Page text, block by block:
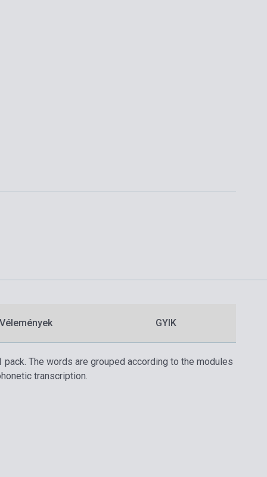
Vélemények GYIK
The words are grouped according to the modules
transcription.